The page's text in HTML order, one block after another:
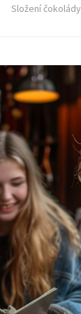
Složení čokolády